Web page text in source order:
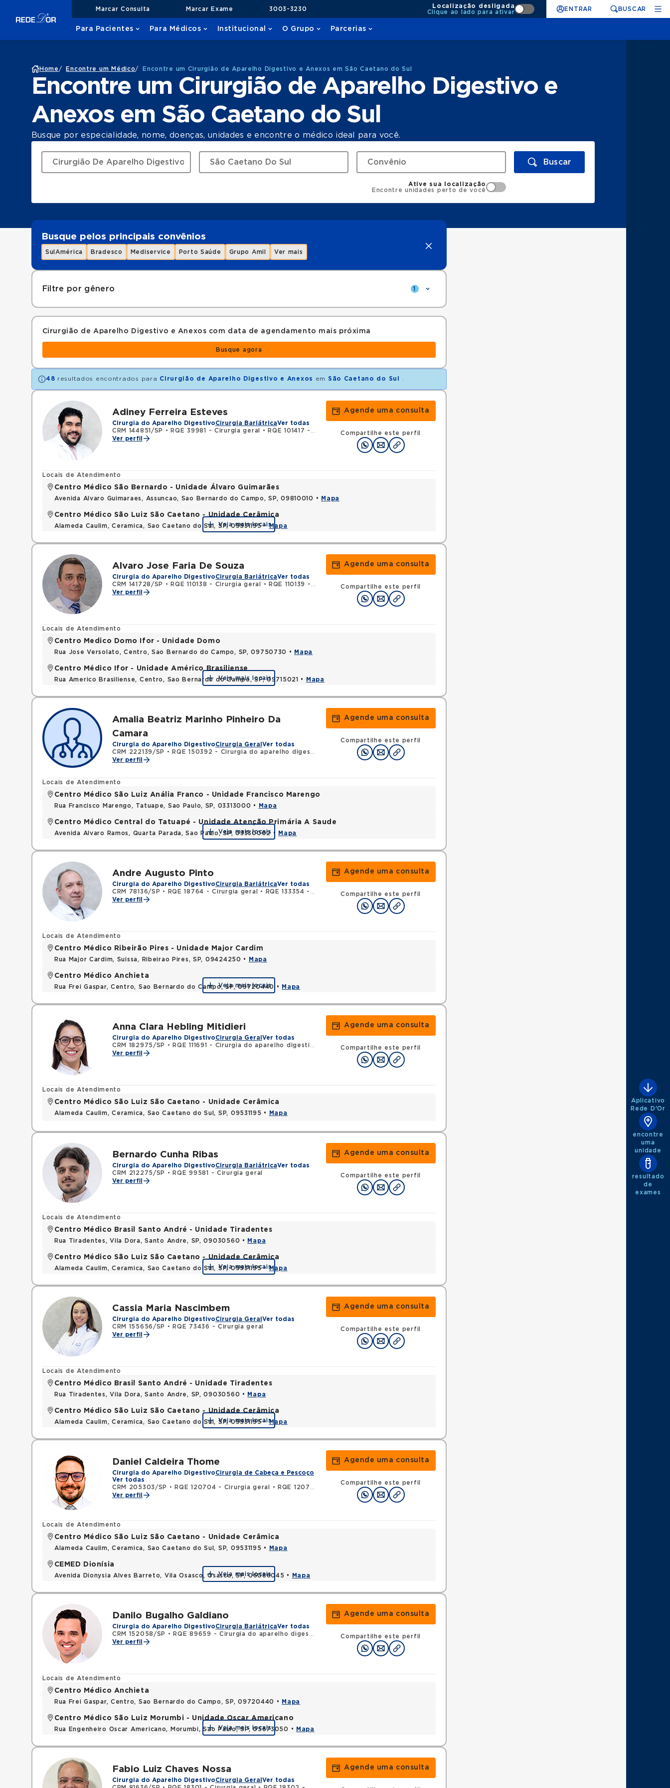
Marcar Consulta Marcar Exame 3003-3230
Localização desligada
Clique ao lado para ativar
ENTRAR BUSCAR
Para Pacientes Para Médicos Institucional O Grupo Parcerias
Home / Encontre um Médico/ Encontre um Cirurgião de Aparelho Digestivo e Anexos em São Caetano do Sul
Encontre um Cirurgião de Aparelho Digestivo e
Anexos em São Caetano do Sul
Busque por especialidade, nome, doenças, unidades e encontre o médico ideal para você.
Buscar
Ative sua localização
Encontre unidades perto de você
Busque pelos principais convênios
SulAmérica Bradesco Mediservice Porto Saúde Grupo Amil Ver mais
Filtre por gênero 1
Cirurgião de Aparelho Digestivo e Anexos com data de agendamento mais próxima
Busque agora
48 resultados encontrados para Cirurgião de Aparelho Digestivo e Anexos em São Caetano do Sul
Adiney Ferreira Esteves
Cirurgia do Aparelho DigestivoCirurgia BariátricaVer todas
CRM 144851/SP
• RQE 39981 - Cirurgia geral •
RQE 101417 - Coloproctologia
Ver perfil
Agende uma consulta
Compartilhe este perfil
Locais de Atendimento
Centro Médico São Bernardo - Unidade Álvaro Guimarães
Avenida Alvaro Guimaraes, Assuncao, Sao Bernardo do Campo, SP, 09810010 • Mapa
Centro Médico São Luiz São Caetano - Unidade Cerâmica
Alameda Caulim, Ceramica, Sao Caetano do Sul, SP, 09531195 •Mapa
Veja mais locais
Alvaro Jose Faria De Souza
Cirurgia do Aparelho DigestivoCirurgia BariátricaVer todas
CRM 141728/SP
• RQE 110138 - Cirurgia geral •
RQE 110139 - Cirurgia do aparelho digestivo
Ver perfil
Agende uma consulta
Compartilhe este perfil
Locais de Atendimento
Centro Medico Domo Ifor - Unidade Domo
Rua Jose Versolato, Centro, Sao Bernardo do Campo, SP, 09750730 • Mapa
Centro Médico Ifor - Unidade Américo Brasiliense
Rua Americo Brasiliense, Centro, Sao Bernardo do Campo, SP, 09715021 • Mapa
Veja mais locais
Amalia Beatriz Marinho Pinheiro Da
Camara
Cirurgia do Aparelho DigestivoCirurgia Geral Ver todas
CRM 222139/SP
•
RQE 150392 - Cirurgia do aparelho digestivo
Ver perfil
Agende uma consulta
Compartilhe este perfil
Locais de Atendimento
Centro Médico São Luiz Anália Franco - Unidade Francisco Marengo
Rua Francisco Marengo, Tatuape, Sao Paulo, SP, 03313000 • Mapa
Centro Médico Central do Tatuapé - Unidade Atenção Primária A Saude
Avenida Alvaro Ramos, Quarta Parada, Sao Paulo, SP, 03330002 • Mapa
Veja mais locais
Andre Augusto Pinto
Cirurgia do Aparelho DigestivoCirurgia BariátricaVer todas
CRM 78136/SP • RQE 18764 - Cirurgia geral •
RQE 133354 - Cirurgia do aparelho digestivo
Ver perfil
Agende uma consulta
Compartilhe este perfil
Locais de Atendimento
Centro Médico Ribeirão Pires - Unidade Major Cardim
Rua Major Cardim, Suissa, Ribeirao Pires, SP, 09424250 • Mapa
Centro Médico Anchieta
Rua Frei Gaspar, Centro, Sao Bernardo do Campo, SP, 09720440 • Mapa
Veja mais locais
Anna Clara Hebling Mitidieri
Cirurgia do Aparelho DigestivoCirurgia Geral Ver todas
CRM 182975/SP
•
RQE 111691 - Cirurgia do aparelho digestivo
Ver perfil
Agende uma consulta
Compartilhe este perfil
Locais de Atendimento
Centro Médico São Luiz São Caetano - Unidade Cerâmica
Alameda Caulim, Ceramica, Sao Caetano do Sul, SP, 09531195 • Mapa
Bernardo Cunha Ribas
Cirurgia do Aparelho DigestivoCirurgia BariátricaVer todas
CRM 212275/SP
•
RQE 99581 - Cirurgia geral
Ver perfil
Agende uma consulta
Compartilhe este perfil
Locais de Atendimento
Centro Médico Brasil Santo André - Unidade Tiradentes
Rua Tiradentes, Vila Dora, Santo Andre, SP, 09030560 • Mapa
Centro Médico São Luiz São Caetano - Unidade Cerâmica
Alameda Caulim, Ceramica, Sao Caetano do Sul, SP, 09531195 •Mapa
Veja mais locais
Cassia Maria Nascimbem
Cirurgia do Aparelho DigestivoCirurgia Geral Ver todas
CRM 155656/SP
•
RQE 73436 - Cirurgia geral
Ver perfil
Agende uma consulta
Compartilhe este perfil
Locais de Atendimento
Centro Médico Brasil Santo André - Unidade Tiradentes
Rua Tiradentes, Vila Dora, Santo Andre, SP, 09030560 • Mapa
Centro Médico São Luiz São Caetano - Unidade Cerâmica
Alameda Caulim, Ceramica, Sao Caetano do Sul, SP, 09531195 •Mapa
Veja mais locais
Daniel Caldeira Thome
Cirurgia do Aparelho DigestivoCirurgia de Cabeça e Pescoço
Ver todas
CRM 205303/SP
• RQE 120704 - Cirurgia geral •
RQE 120705 - Cirurgia oncológica
Ver perfil
Agende uma consulta
Compartilhe este perfil
Locais de Atendimento
Centro Médico São Luiz São Caetano - Unidade Cerâmica
Alameda Caulim, Ceramica, Sao Caetano do Sul, SP, 09531195 • Mapa
CEMED Dionísia
Avenida Dionysia Alves Barreto, Vila Osasco, Osasco, SP, 06086045 • Mapa
Veja mais locais
Danilo Bugalho Galdiano
Cirurgia do Aparelho DigestivoCirurgia BariátricaVer todas
CRM 152058/SP
•
RQE 89659 - Cirurgia do aparelho digestivo
Ver perfil
Agende uma consulta
Compartilhe este perfil
Locais de Atendimento
Centro Médico Anchieta
Rua Frei Gaspar, Centro, Sao Bernardo do Campo, SP, 09720440 • Mapa
Centro Médico São Luiz Morumbi - Unidade Oscar Americano
Rua Engenheiro Oscar Americano, Morumbi, Sao Paulo, SP, 05673050 • Mapa
Veja mais locais
Fabio Luiz Chaves Nossa
Cirurgia do Aparelho DigestivoCirurgia Geral Ver todas
Agende uma consulta
Aplicativo
Rede D'Or
encontre
uma
unidade
resultado
de
exames